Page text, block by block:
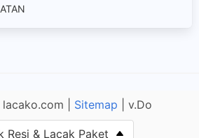
| Sitemap | v.Do
Resi & Lacak Paket